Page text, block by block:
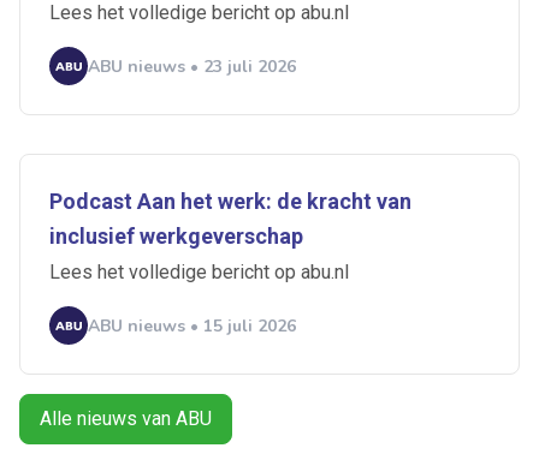
Lees het volledige bericht op abu.nl
ABU nieuws • 23 juli 2026
Podcast Aan het werk: de kracht van
inclusief werkgeverschap
Lees het volledige bericht op abu.nl
ABU nieuws • 15 juli 2026
Alle nieuws van ABU
Ontvang vacatures direct in
je mailbox